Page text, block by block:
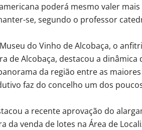
poderá mesmo valer mais
se, segundo o professor
do Vinho de Alcobaça, o
de Alcobaça, destacou a dinâmica
da região entre as maiores
faz do concelho um dos
a recente aprovação do
da venda de lotes na Área de